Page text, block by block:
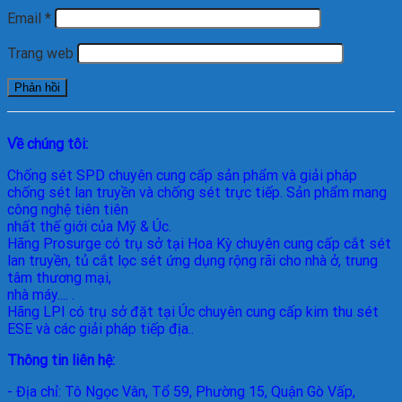
Email *
Trang web
Về chúng tôi:
Chống sét SPD chuyên cung cấp sản phẩm và giải pháp
chống sét lan truyền và chống sét trực tiếp. Sản phẩm mang
công nghệ tiên tiên
nhất thế giới của Mỹ & Úc.
Hãng Prosurge có trụ sở tại Hoa Kỳ chuyên cung cấp cắt sét
lan truyền, tủ cắt lọc sét ứng dụng rộng rãi cho nhà ở, trung
tâm thương mại,
nhà máy.... .
Hãng LPI có trụ sở đặt tại Úc chuyên cung cấp kim thu sét
ESE và các giải pháp tiếp địa..
Thông tin liên hệ:
- Địa chỉ: Tô Ngọc Vân, Tổ 59, Phường 15, Quận Gò Vấp,